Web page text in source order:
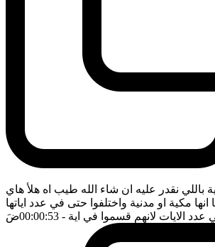
باللي نقدر عليه ان شاء الله طيب اه هلأ هاي
انها مكية او مدنية واختلفوا حتى في عدد اياتها
عدد الايات لانهم قسموا في اية - 00:00:53 ضَ